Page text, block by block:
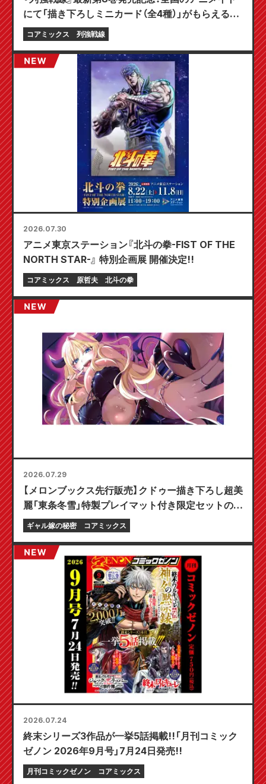
にて「描き下ろしミニカード（全4種）」がもらえる限
定フェアが8月20日より開催決定！
コアミックス 列強戦線
2026.07.30
アニメ東京ステーション『北斗の拳-FIST OF THE
NORTH STAR-』 特別企画展 開催決定!!
コアミックス 原哲夫 北斗の拳
2026.07.29
【メロンブックス先行販売】クドゥー描き下ろし超美
麗「東条冬雪」特製プレイマット付き限定セットの予
約受付開始！『ギャル嫁の秘密』最新第6巻が10月20
日発売予定！
ギャル嫁の秘密 コアミックス
2026.07.24
終末シリーズ3作品が一挙5話掲載!!「月刊コミック
ゼノン 2026年9月号」7月24日発売!!
月刊コミックゼノン コアミックス